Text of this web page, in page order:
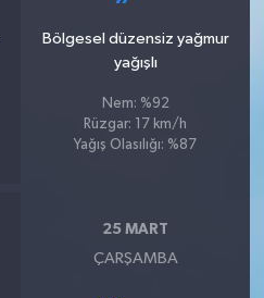
Bölgesel düzensiz yağmur
yağışlı
Nem: %92
Rüzgar: 17 km/h
Yağış Olasılığı: %87
25 MART
ÇARŞAMBA